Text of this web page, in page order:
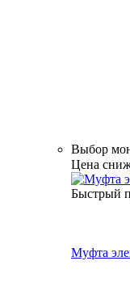
Выбор
Цена
Быстрый
Муфта